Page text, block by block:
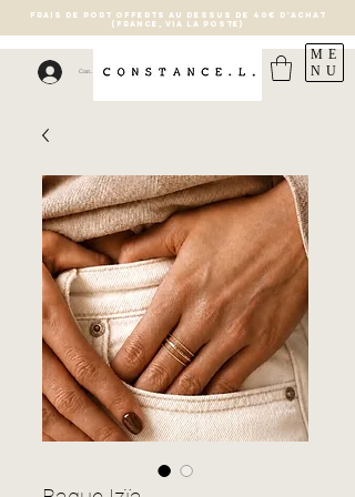
Connexion
FRAIS DE PORT OFFERTS AU DESSUS DE 40€ D'ACHAT
(France, via la poste)
ME
NU